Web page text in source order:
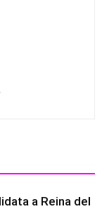
a Reina del